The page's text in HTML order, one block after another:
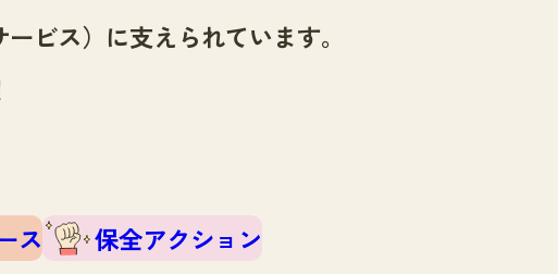
ビス）に支えられています。
ス
保全アクション